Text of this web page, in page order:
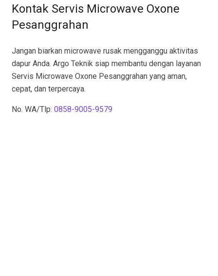
Kontak Servis Microwave Oxone
Pesanggrahan
Jangan biarkan microwave rusak mengganggu aktivitas
dapur Anda. Argo Teknik siap membantu dengan layanan
Servis Microwave Oxone Pesanggrahan yang aman,
cepat, dan terpercaya.
No. WA/Tlp: 0858-9005-9579